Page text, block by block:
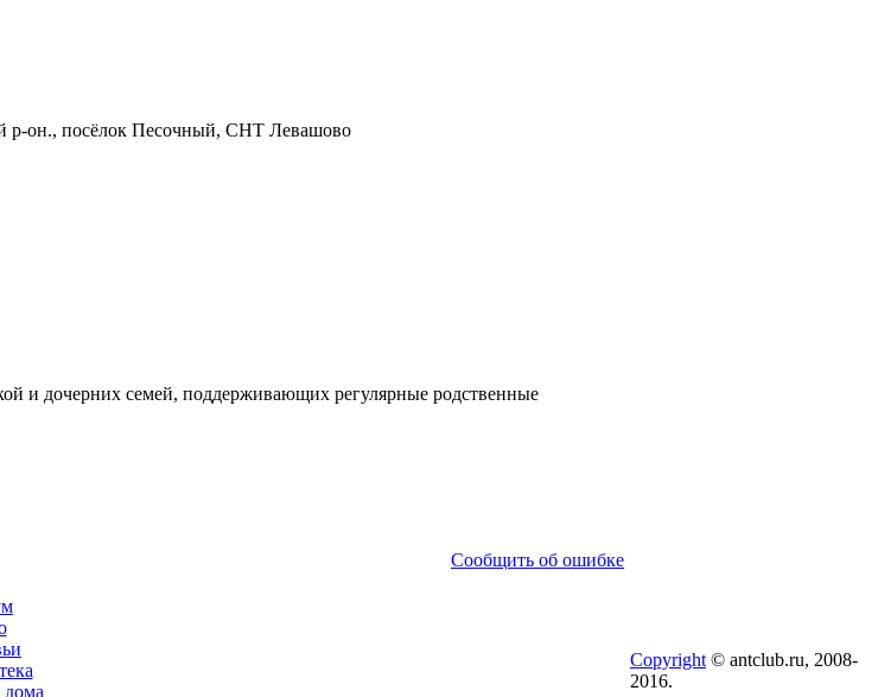
р-он., посёлок Песочный, СНТ Левашово
и дочерних семей, поддерживающих регулярные родственные
Сообщить об ошибке
Copyright © antclub.ru, 2008-
2016.